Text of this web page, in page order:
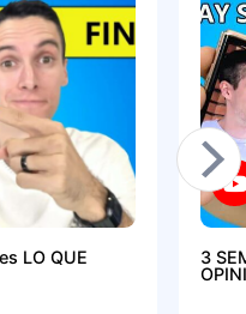
LO QUE
3